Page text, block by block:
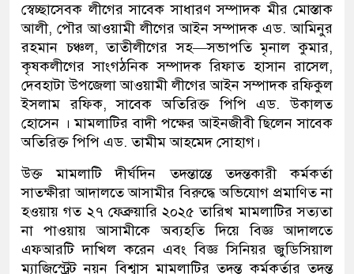
স্বেচ্ছাসেবক লীগের সাবেক সাধারণ সম্পাদক মীর মোস্তাক
আলী, পৌর আওয়ামী লীগের আইন সম্পাদক এড. আমিনুর
রহমান চঞ্চল, তাতীলীগের সহ—সভাপতি মৃনাল কুমার,
কৃষকলীগের সাংগঠনিক সম্পাদক রিফাত হাসান রাসেল,
দেবহাটা উপজেলা আওয়ামী লীগের আইন সম্পাদক রফিকুল
ইসলাম রফিক, সাবেক অতিরিক্ত পিপি এড. উকালত
হোসেন । মামলাটির বাদী পক্ষের আইনজীবী ছিলেন সাবেক
অতিরিক্ত পিপি এড. তামীম আহমেদ সোহাগ।
উক্ত মামলাটি দীর্ঘদিন তদন্তান্তে তদন্তকারী কর্মকর্তা
সাতক্ষীরা আদালতে আসামীর বিরুদ্ধে অভিযোগ প্রমাণিত না
হওয়ায় গত ২৭ ফেব্রুয়ারি ২০২৫ তারিখ মামলাটির সত্যতা
না পাওয়ায় আসামীকে অব্যহতি দিয়ে বিজ্ঞ আদালতে
এফআরটি দাখিল করেন এবং বিজ্ঞ সিনিয়র জুডিসিয়াল
ম্যাজিস্ট্রেট নয়ন বিশ্বাস মামলাটির তদন্ত কর্মকর্তার তদন্ত